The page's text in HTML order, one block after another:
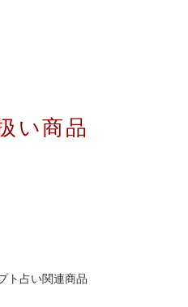
い商品
ト占い関連商品